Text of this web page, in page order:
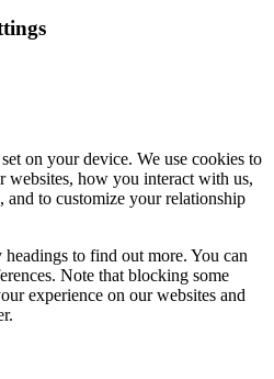
on your device. We use cookies to
how you interact with us,
and to customize your relationship
to find out more. You can
Note that blocking some
experience on our websites and